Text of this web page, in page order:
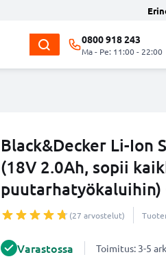
0800 918 243
Ma - Pe: 11:00 - 22:00
Black&Decker Li-Ion
(18V 2.0Ah, sopii
puutarhatyökaluihin)
(27 arvostelut)
Varastossa Toimitus: 3-5